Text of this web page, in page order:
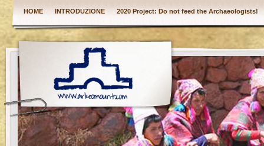
HOME INTRODUZIONE 2020 Project: Do not feed the Archaeologists!